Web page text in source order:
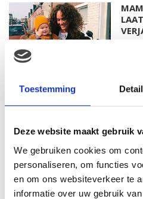
Toestemming
Deze website maakt gebruik
We gebruiken cookies om
personaliseren, om functies
en om ons websiteverkeer te
informatie over uw gebruik